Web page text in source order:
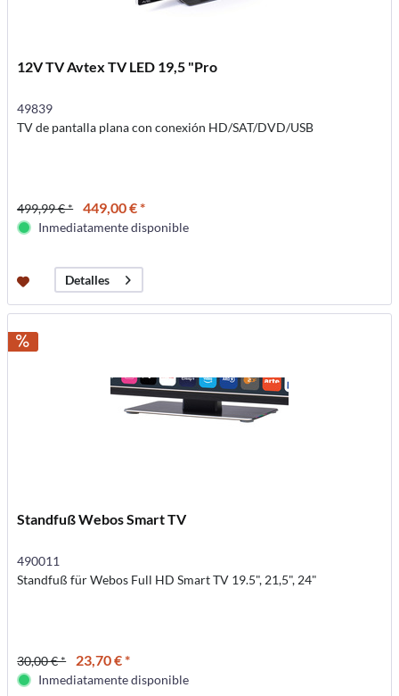
12V TV Avtex TV LED 19,5 "Pro
49839
TV de pantalla plana con conexión HD/SAT/DVD/USB
499,99 € * 449,00 € *
Inmediatamente disponible
Detalles
Standfuß Webos Smart TV
490011
Standfuß für Webos Full HD Smart TV 19.5", 21,5", 24"
30,00 € * 23,70 € *
Inmediatamente disponible